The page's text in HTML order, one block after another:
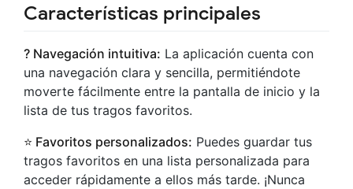
Características principales
? Navegación intuitiva: La aplicación cuenta con
una navegación clara y sencilla, permitiéndote
moverte fácilmente entre la pantalla de inicio y la
lista de tus tragos favoritos.
⭐️ Favoritos personalizados: Puedes guardar tus
tragos favoritos en una lista personalizada para
acceder rápidamente a ellos más tarde. ¡Nunca